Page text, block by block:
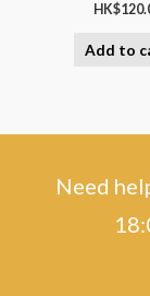
HK$
Add to
Need